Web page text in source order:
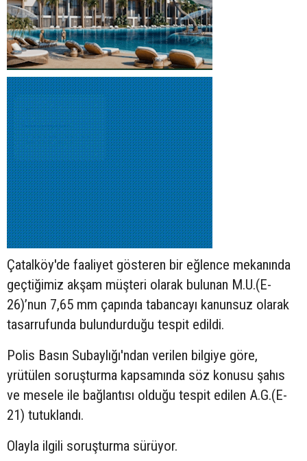
Çatalköy'de faaliyet gösteren bir eğlence mekanında
geçtiğimiz akşam müşteri olarak bulunan M.U.(E-
26)’nun 7,65 mm çapında tabancayı kanunsuz olarak
tasarrufunda bulundurduğu tespit edildi.
Polis Basın Subaylığı'ndan verilen bilgiye göre,
yrütülen soruşturma kapsamında söz konusu şahıs
ve mesele ile bağlantısı olduğu tespit edilen A.G.(E-
21) tutuklandı.
Olayla ilgili soruşturma sürüyor.